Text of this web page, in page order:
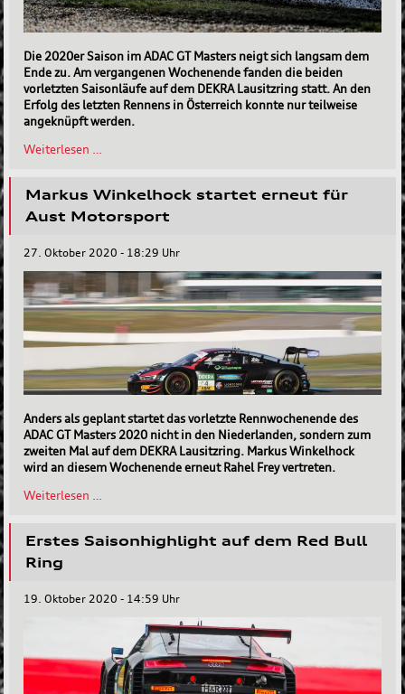
Die 2020er Saison im ADAC GT Masters neigt sich langsam dem
Ende zu. Am vergangenen Wochenende fanden die beiden
vorletzten Saisonläufe auf dem DEKRA Lausitzring statt. An den
Erfolg des letzten Rennens in Österreich konnte nur teilweise
angeknüpft werden.
Weiterlesen …
DEKRA
Lausitzring
Markus Winkelhock startet erneut für
Aust Motorsport
27. Oktober 2020 - 18:29 Uhr
Anders als geplant startet das vorletzte Rennwochenende des
ADAC GT Masters 2020 nicht in den Niederlanden, sondern zum
zweiten Mal auf dem DEKRA Lausitzring. Markus Winkelhock
wird an diesem Wochenende erneut Rahel Frey vertreten.
Weiterlesen …
erneut
Motorsport
Erstes Saisonhighlight auf dem Red Bull
Ring
19. Oktober 2020 - 14:59 Uhr